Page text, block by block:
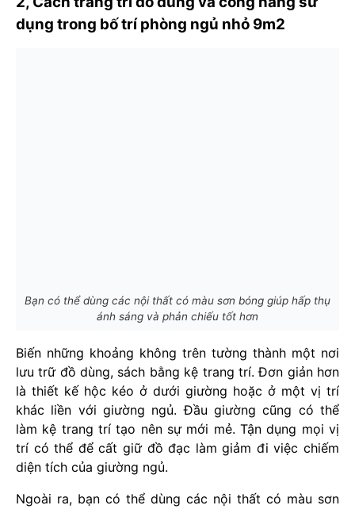
dụng trong bố trí phòng ngủ nhỏ 9m2
Bạn có thể dùng các nội thất có màu sơn bóng giúp hấp thụ
ánh sáng và phản chiếu tốt hơn
Biến những khoảng không trên tường thành một nơi
lưu trữ đồ dùng, sách bằng kệ trang trí. Đơn giản hơn
là thiết kế hộc kéo ở dưới giường hoặc ở một vị trí
khác liền với giường ngủ. Đầu giường cũng có thể
làm kệ trang trí tạo nên sự mới mẻ. Tận dụng mọi vị
trí có thể để cất giữ đồ đạc làm giảm đi việc chiếm
diện tích của giường ngủ.
Ngoài ra, bạn có thể dùng các nội thất có màu sơn